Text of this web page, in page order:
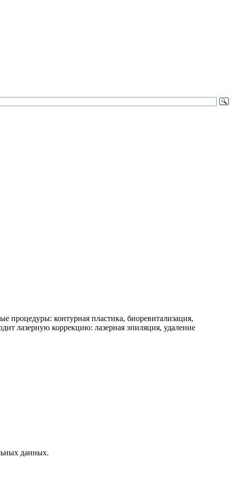
процедуры: контурная пластика, биоревитализация,
лазерную коррекцию: лазерная эпиляция, удаление
данных.